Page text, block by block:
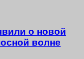
о новой
волне